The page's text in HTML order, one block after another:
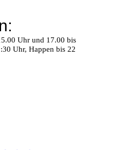
Uhr und 17.00 bis
Uhr, Happen bis 22